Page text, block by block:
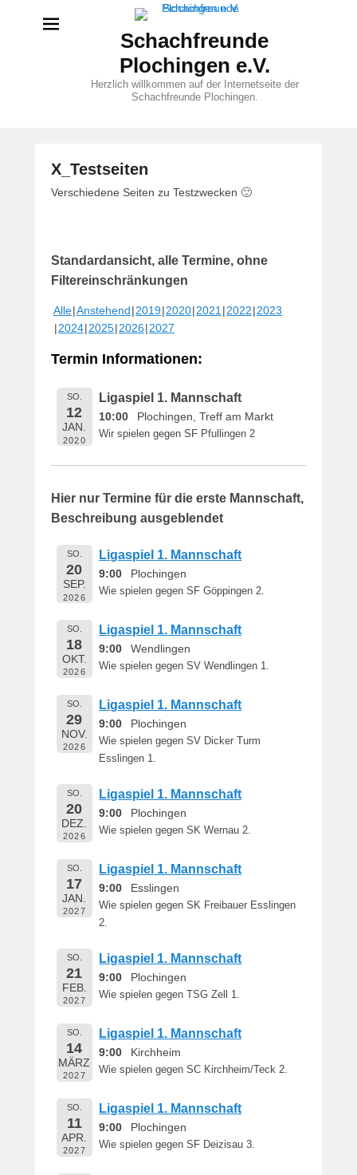
Schachfreunde
Plochingen e.V.
Herzlich willkommen auf der Internetseite der
Schachfreunde Plochingen.
X_Testseiten
V
f
f
n
6
M
a
M
Verschiedene Seiten zu Testzwecken 🙂
Standardansicht, alle Termine, ohne
Filtereinschränkungen
Alle Anstehend 2019 2020 2021 2022 2023
2024 2025 2026 2027
Termin Informationen:
SO.
12
JAN.
2020
Ligaspiel 1. Mannschaft
10:00 Plochingen, Treff am Markt
Wir spielen gegen SF Pfullingen 2
Hier nur Termine für die erste Mannschaft,
Beschreibung ausgeblendet
SO.
20
SEP.
2026
Ligaspiel 1. Mannschaft
9:00 Plochingen
Wie spielen gegen SF Göppingen 2.
SO.
18
OKT.
2026
Ligaspiel 1. Mannschaft
9:00 Wendlingen
Wie spielen gegen SV Wendlingen 1.
SO.
29
NOV.
2026
Ligaspiel 1. Mannschaft
9:00 Plochingen
Wie spielen gegen SV Dicker Turm
Esslingen 1.
SO.
20
DEZ.
2026
Ligaspiel 1. Mannschaft
9:00 Plochingen
Wie spielen gegen SK Wernau 2.
SO.
17
JAN.
2027
Ligaspiel 1. Mannschaft
9:00 Esslingen
Wie spielen gegen SK Freibauer Esslingen
2.
SO.
21
FEB.
2027
Ligaspiel 1. Mannschaft
9:00 Plochingen
Wie spielen gegen TSG Zell 1.
SO.
14
MÄRZ
2027
Ligaspiel 1. Mannschaft
9:00 Kirchheim
Wie spielen gegen SC Kirchheim/Teck 2.
SO.
11
APR.
2027
Ligaspiel 1. Mannschaft
9:00 Plochingen
Wie spielen gegen SF Deizisau 3.